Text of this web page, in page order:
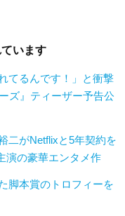
います
てるんです！」と衝撃
ズ』ティーザー予告公
二がNetflixと5年契約を
演の豪華エンタメ作
脚本賞のトロフィーを